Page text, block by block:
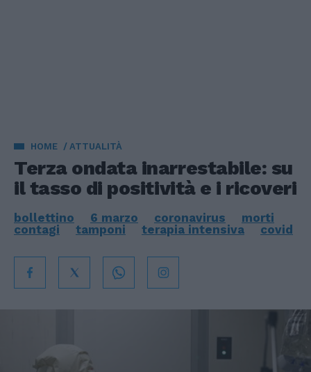
HOME ATTUALITÀ
Terza ondata inarrestabile: su
il tasso di positività e i ricoveri
bollettino 6 marzo coronavirus
morti
contagi
tamponi terapia intensiva covid